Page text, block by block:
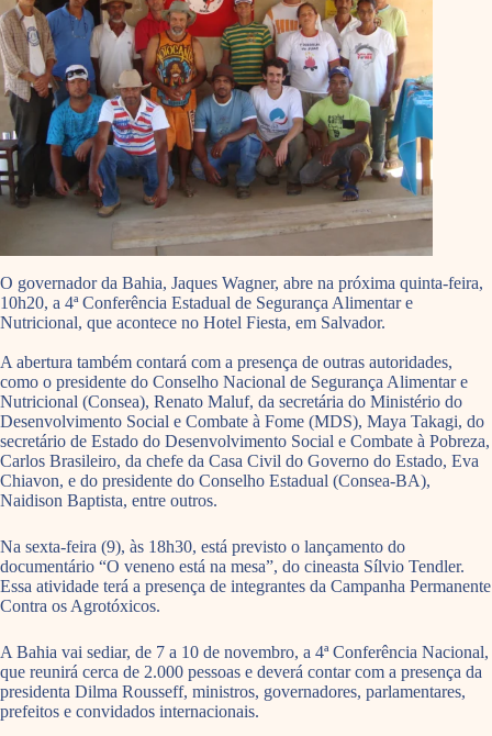
O governador da Bahia, Jaques Wagner, abre na próxima quinta-feira,
10h20, a 4ª Conferência Estadual de Segurança Alimentar e
Nutricional, que acontece no Hotel Fiesta, em Salvador.
A abertura também contará com a presença de outras autoridades,
como o presidente do Conselho Nacional de Segurança Alimentar e
Nutricional (Consea), Renato Maluf, da secretária do Ministério do
Desenvolvimento Social e Combate à Fome (MDS), Maya Takagi, do
secretário de Estado do Desenvolvimento Social e Combate à Pobreza,
Carlos Brasileiro, da chefe da Casa Civil do Governo do Estado, Eva
Chiavon, e do presidente do Conselho Estadual (Consea-BA),
Naidison Baptista, entre outros.
Na sexta-feira (9), às 18h30, está previsto o lançamento do
documentário “O veneno está na mesa”, do cineasta Sílvio Tendler.
Essa atividade terá a presença de integrantes da Campanha Permanente
Contra os Agrotóxicos.
A Bahia vai sediar, de 7 a 10 de novembro, a 4ª Conferência Nacional,
que reunirá cerca de 2.000 pessoas e deverá contar com a presença da
presidenta Dilma Rousseff, ministros, governadores, parlamentares,
prefeitos e convidados internacionais.